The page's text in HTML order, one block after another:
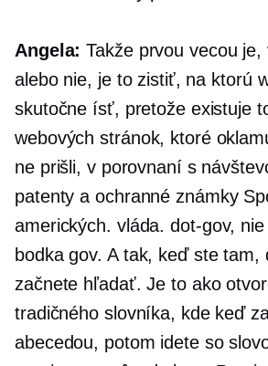
Angela: Takže prvou vecou
alebo nie, je to zistiť, na ktorú
skutočne ísť, pretože existuje
webových stránok, ktoré
ne prišli, v porovnaní s
patenty a ochranné známky
amerických. vláda.dot-gov,
bodka gov. A tak, keď ste tam,
začnete hľadať. Je to ako
tradičného slovníka, kde keď
abecedou, potom idete so